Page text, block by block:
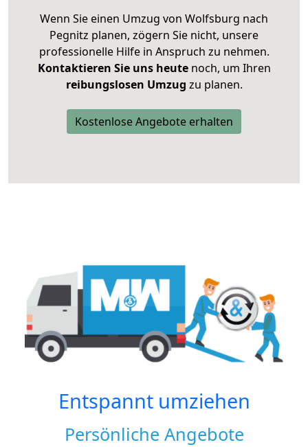
Wenn Sie einen Umzug von Wolfsburg nach
Pegnitz planen, zögern Sie nicht, unsere
professionelle Hilfe in Anspruch zu nehmen.
Kontaktieren Sie uns heutenoch, um Ihren
reibungslosen Umzug zu planen.
Kostenlose Angebote erhalten
Entspannt umziehen
Persönliche Angebote